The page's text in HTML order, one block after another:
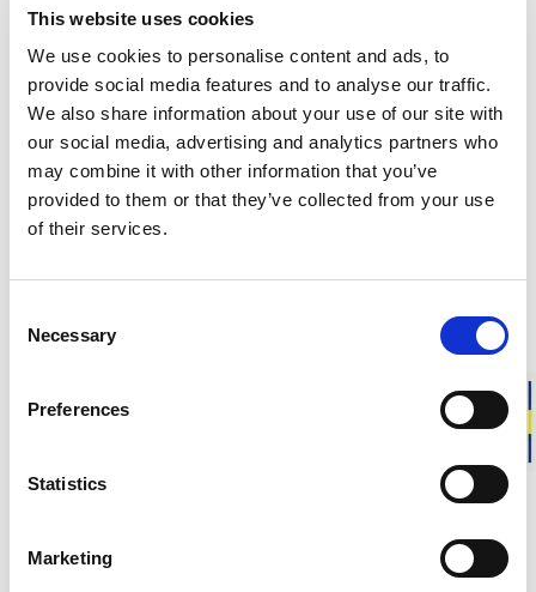
This website uses cookies
We use cookies to personalise content and ads, to
provide social media features and to analyse our traffic.
We also share information about your use of our site with
our social media, advertising and analytics partners who
may combine it with other information that you’ve
provided to them or that they’ve collected from your use
of their services.
Selection
Necessary
Preferences
Statistics
Marketing
Ansvarsfull tillverkning i Sverige
Varm och mjuk merinoull
Plagg för vardag, yrke och friluftsliv
Skapa dina egna plagg i vårt klassiska material. Ullfrotté
mjukt tyg, perfekt för dig som vill sy egna underställ,
merinoullens alla fördelar.
BESKRIVNING
LEVERANSINFORMATION